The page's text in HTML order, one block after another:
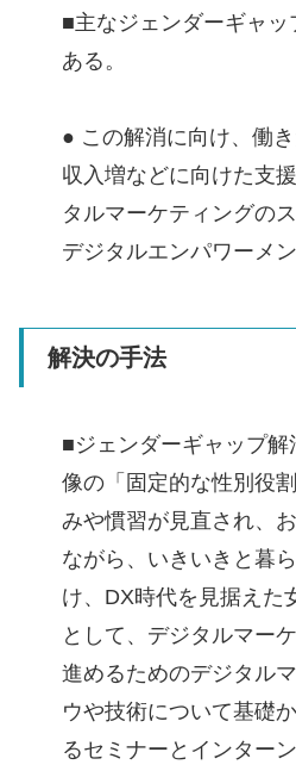
■主なジェンダーギャ
ある。
● この解消に向け、働
収入増などに向けた支
タルマーケティングの
デジタルエンパワーメ
解決の手法
■ジェンダーギャップ
像の「固定的な性別役
みや慣習が見直され、
ながら、いきいきと暮
け、DX時代を見据えた
として、デジタルマー
進めるためのデジタル
ウや技術について基礎
るセミナーとインター